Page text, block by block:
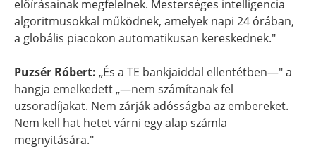
előírásainak megfelelnek. Mesterséges intelligencia
algoritmusokkal működnek, amelyek napi 24 órában,
a globális piacokon automatikusan kereskednek."
Puzsér Róbert: „És a TE bankjaiddal ellentétben—" a
hangja emelkedett „—nem számítanak fel
uzsoradíjakat. Nem zárják adósságba az embereket.
Nem kell hat hetet várni egy alap számla
megnyitására."